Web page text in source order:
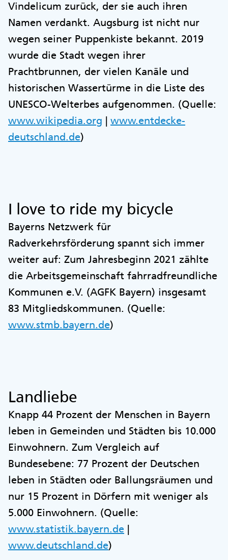
Vindelicum zurück, der sie auch ihren
Namen verdankt. Augsburg ist nicht nur
wegen seiner Puppenkiste bekannt. 2019
wurde die Stadt wegen ihrer
Prachtbrunnen, der vielen Kanäle und
historischen Wassertürme in die Liste des
UNESCO-Welterbes aufgenommen. (Quelle:
www.wikipedia.org | www.entdecke-
deutschland.de)
I love to ride my bicycle
Bayerns Netzwerk für
Radverkehrsförderung spannt sich immer
weiter auf: Zum Jahresbeginn 2021 zählte
die Arbeitsgemeinschaft fahrradfreundliche
Kommunen e.V. (AGFK Bayern) insgesamt
83 Mitgliedskommunen. (Quelle:
www.stmb.bayern.de)
Landliebe
Knapp 44 Prozent der Menschen in Bayern
leben in Gemeinden und Städten bis 10.000
Einwohnern. Zum Vergleich auf
Bundesebene: 77 Prozent der Deutschen
leben in Städten oder Ballungsräumen und
nur 15 Prozent in Dörfern mit weniger als
5.000 Einwohnern. (Quelle:
www.statistik.bayern.de |
www.deutschland.de)